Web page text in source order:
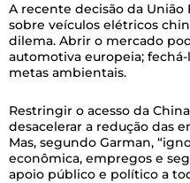
A recente decisão da União
sobre veículos elétricos
dilema. Abrir o mercado
automotiva europeia;
metas ambientais.
Restringir o acesso da
desacelerar a redução das
Mas, segundo Garman,
econômica, empregos e
apoio público e político a